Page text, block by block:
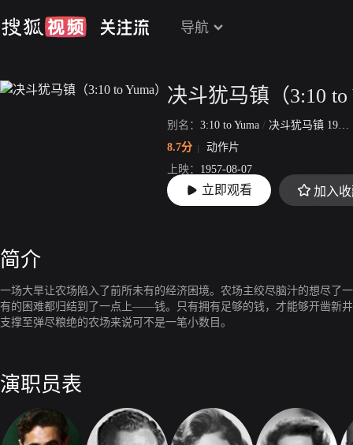
导航
决斗犹马镇（3:10 to
别名： 3:10 to Yuma / 决斗犹马镇 1957版
8.7分
动作片
上映： 1957-08-07
片长： 92分21秒
立即观看 加入
简介
一场大旱让农场陷入了前所未有的经济困境。农场主绞尽脑汁的想尽了
有的困难都归结到了一点上——钱。只有拥有足够的钱，才能够开凿新
支撑至弹尽粮绝的农场来说可不是一笔小数目。
演职员表